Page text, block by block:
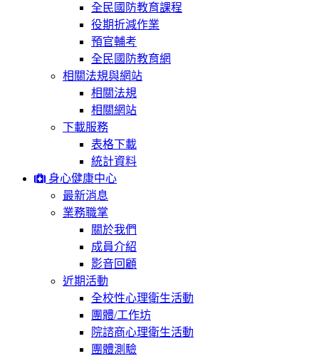
全民國防教育課程
役期折減作業
預官輔考
全民國防教育網
相關法規與網站
相關法規
相關網站
下載服務
表格下載
統計資料
身心健康中心
最新消息
業務職掌
關於我們
成員介紹
影音回顧
近期活動
全校性心理衛生活動
團體/工作坊
院諮商心理衛生活動
團體測驗